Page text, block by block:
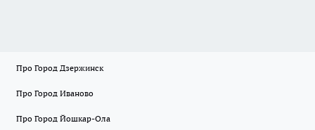
Про Город Дзержинск
Про Город Иваново
Про Город Йошкар-Ола